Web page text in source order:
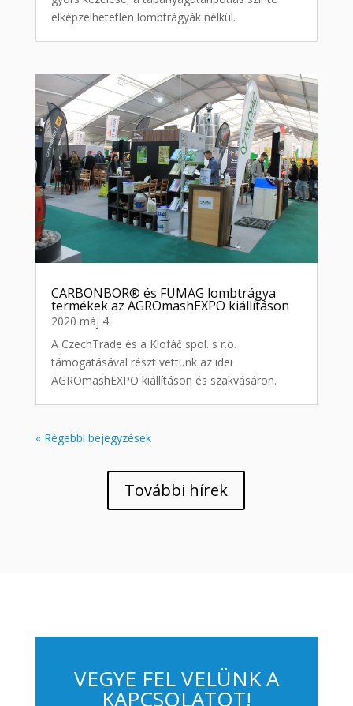
elképzelhetetlen lombtrágyák nélkül.
CARBONBOR® és FUMAG lombtrágya
termékek az AGROmashEXPO kiállításon
2020 máj 4
A CzechTrade és a Klofáč spol. s r.o.
támogatásával részt vettünk az idei
AGROmashEXPO kiállításon és szakvásáron.
« Régebbi bejegyzések
További hírek
VEGYE FEL VELÜNK A
KAPCSOLATOT!